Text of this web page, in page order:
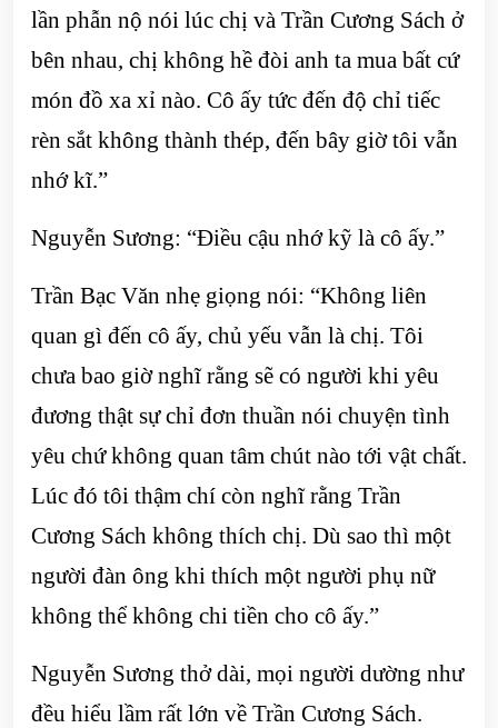
lần phẫn nộ nói lúc chị và Trần Cương Sách ở
bên nhau, chị không hề đòi anh ta mua bất cứ
món đồ xa xỉ nào. Cô ấy tức đến độ chỉ tiếc
rèn sắt không thành thép, đến bây giờ tôi vẫn
nhớ kĩ.”
Nguyễn Sương: “Điều cậu nhớ kỹ là cô ấy.”
Trần Bạc Văn nhẹ giọng nói: “Không liên
quan gì đến cô ấy, chủ yếu vẫn là chị. Tôi
chưa bao giờ nghĩ rằng sẽ có người khi yêu
đương thật sự chỉ đơn thuần nói chuyện tình
yêu chứ không quan tâm chút nào tới vật chất.
Lúc đó tôi thậm chí còn nghĩ rằng Trần
Cương Sách không thích chị. Dù sao thì một
người đàn ông khi thích một người phụ nữ
không thể không chi tiền cho cô ấy.”
Nguyễn Sương thở dài, mọi người dường như
đều hiểu lầm rất lớn về Trần Cương Sách.